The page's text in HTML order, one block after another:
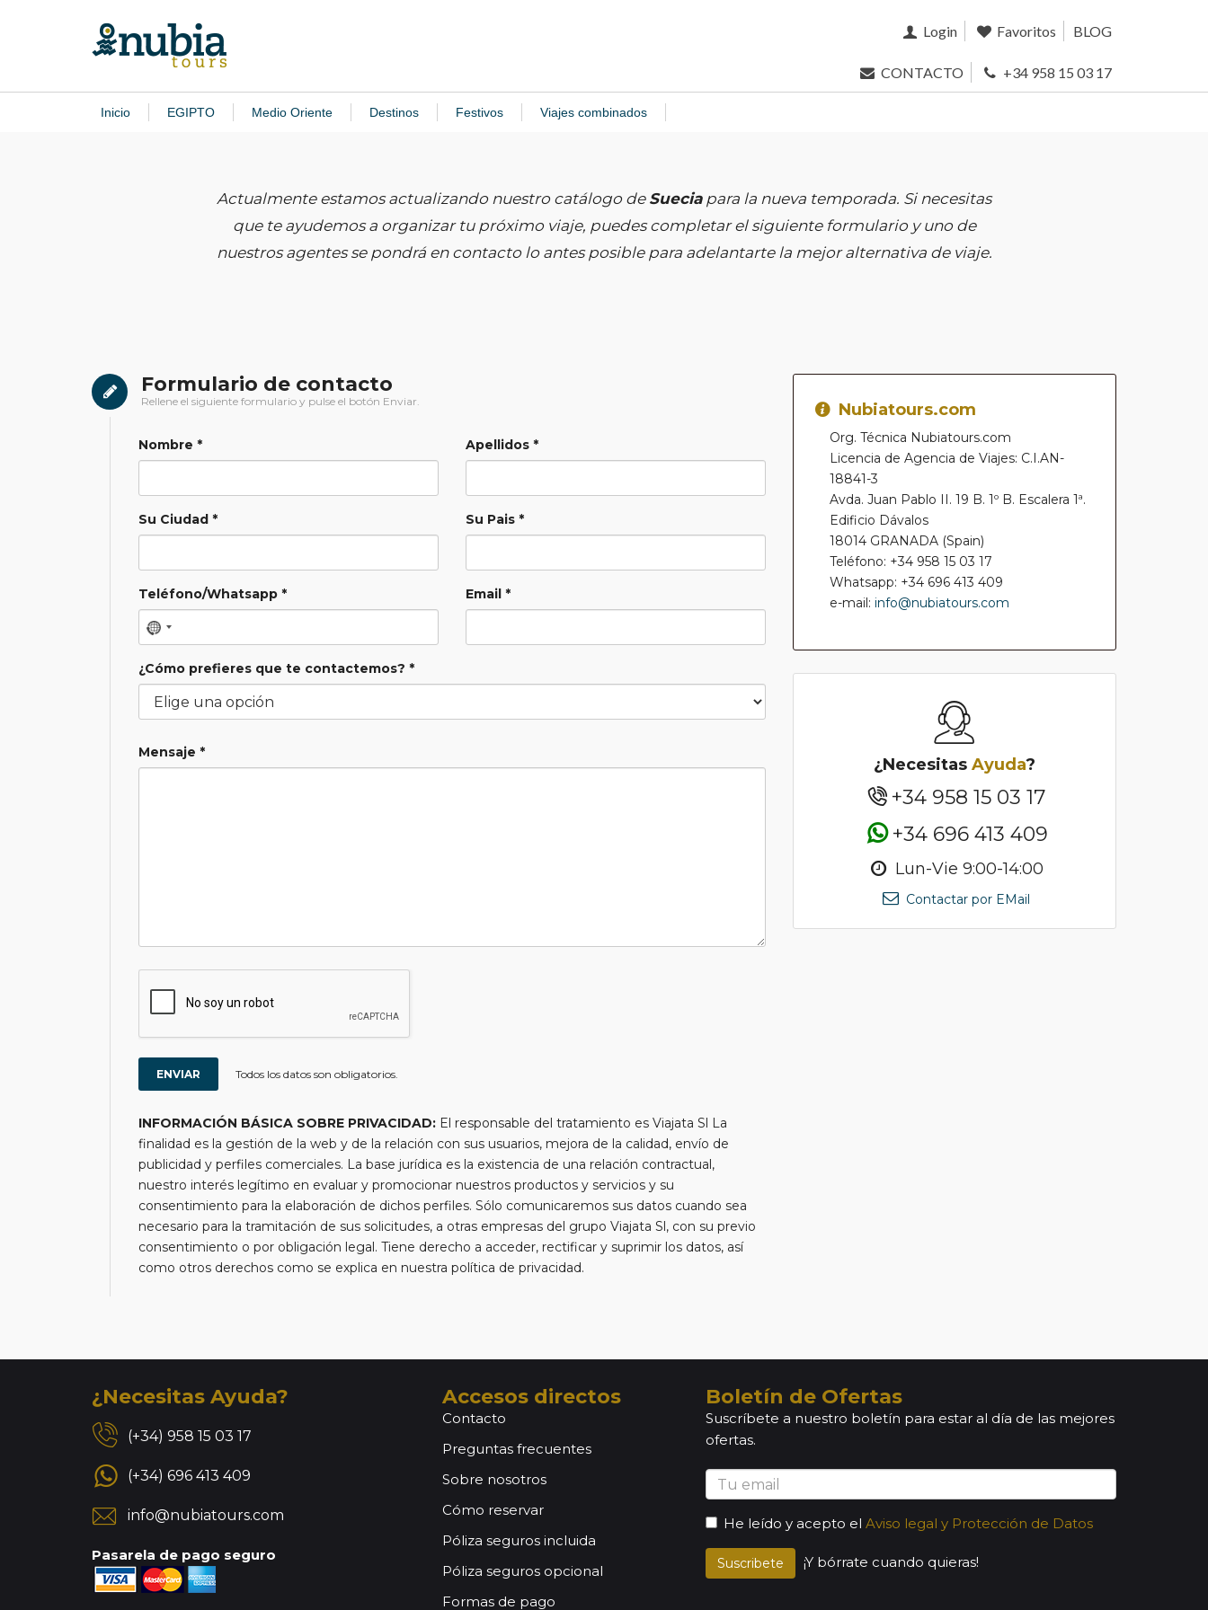
Login Favoritos BLOG
CONTACTO +34 958 15 03 17
Inicio EGIPTO Medio Oriente Destinos Festivos Viajes combinados
Actualmente estamos actualizando nuestro catálogo de Sueciapara la nueva temporada. Si necesitas
que te ayudemos a organizar tu próximo viaje, puedes completar el siguiente formulario y uno de
nuestros agentes se pondrá en contacto lo antes posible para adelantarte la mejor alternativa de viaje.
Formulario de contacto
Rellene el siguiente formulario y pulse el botón Enviar.
Nombre * Apellidos *
Su Ciudad * Su Pais *
Teléfono/Whatsapp * Email *
¿Cómo prefieres que te contactemos? *
Mensaje *
Todos los datos son obligatorios.
INFORMACIÓN BÁSICA SOBRE PRIVACIDAD: El responsable del tratamiento es Viajata Sl La
finalidad es la gestión de la web y de la relación con sus usuarios, mejora de la calidad, envío de
publicidad y perfiles comerciales. La base jurídica es la existencia de una relación contractual,
nuestro interés legítimo en evaluar y promocionar nuestros productos y servicios y su
consentimiento para la elaboración de dichos perfiles. Sólo comunicaremos sus datos cuando sea
necesario para la tramitación de sus solicitudes, a otras empresas del grupo Viajata Sl, con su previo
consentimiento o por obligación legal. Tiene derecho a acceder, rectificar y suprimir los datos, así
como otros derechos como se explica en nuestra política de privacidad.
Nubiatours.com
Org. Técnica Nubiatours.com
Licencia de Agencia de Viajes: C.I.AN-
18841-3
Avda. Juan Pablo II. 19 B. 1º B. Escalera 1ª.
Edificio Dávalos
18014 GRANADA (Spain)
Teléfono: +34 958 15 03 17
Whatsapp: +34 696 413 409
e-mail: info@nubiatours.com
¿Necesitas Ayuda?
+34 958 15 03 17
+34 696 413 409
Lun-Vie 9:00-14:00
Contactar por EMail
¿Necesitas Ayuda?
(+34) 958 15 03 17
(+34) 696 413 409
info@nubiatours.com
Pasarela de pago seguro
Accesos directos
Contacto
Preguntas frecuentes
Sobre nosotros
Cómo reservar
Póliza seguros incluida
Póliza seguros opcional
Formas de pago
Boletín de Ofertas
Suscríbete a nuestro boletín para estar al día de las mejores
ofertas.
He leído y acepto el Aviso legal y Protección de Datos
Suscribete ¡Y bórrate cuando quieras!